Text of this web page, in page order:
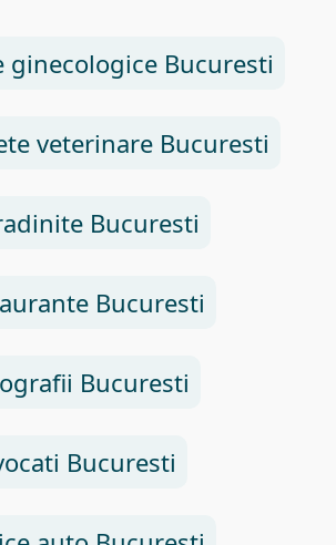
ginecologice Bucuresti
veterinare Bucuresti
Bucuresti
Bucuresti
Bucuresti
Bucuresti